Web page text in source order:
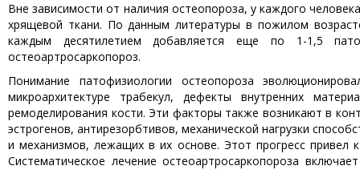
Вне зависимости от наличия остеопороза, у каждого
хрящевой ткани. По данным литературы в пожилом
каждым десятилетием добавляется еще по 1-1,5
остеоартросаркопороз.
Понимание патофизиологии остеопороза
микроархитектуре трабекул, дефекты внутренних
ремоделирования кости. Эти факторы также возникают в
эстрогенов, антирезорбтивов, механической нагрузки
и механизмов, лежащих в их основе. Этот прогресс привел
Систематическое лечение остеоартросаркопороза